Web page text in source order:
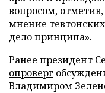
вопросом,
мнение
дело принципа».
Ранее президент
опроверг
Владимиром